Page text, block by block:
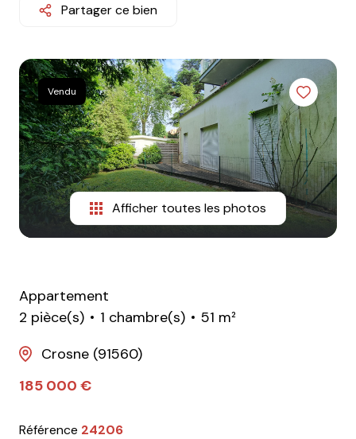
Notre
Nos
metiers
Contact
Partager ce bien
Vendu
Afficher toutes les photos
Appartement
2 pièce(s)
1 chambre(s)
51 m²
Crosne (91560)
185 000 €
Référence 24206